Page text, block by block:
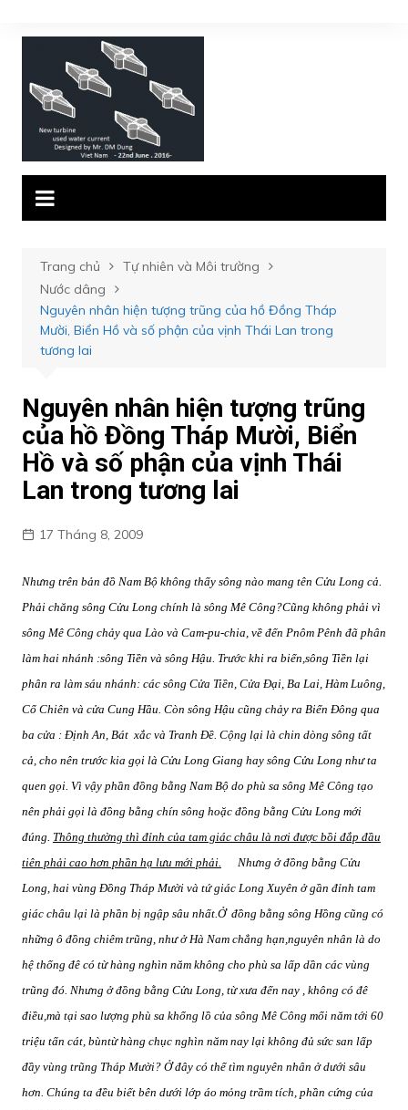
đến
Trang chủ
Tự nhiên và Môi trường
Nước dâng
Nguyên nhân hiện tượng trũng của hồ Đồng Tháp
Mười, Biển Hồ và số phận của vịnh Thái Lan trong
tương lai
Nguyên nhân hiện tượng trũng
của hồ Đồng Tháp Mười, Biển
Hồ và số phận của vịnh Thái
Lan trong tương lai
17 Tháng 8, 2009
Nhưng trên bản đồ Nam Bộ không thấy sông nào mang tên Cửu Long cả.
Phải chăng sông Cửu Long chính là sông Mê Công?Cũng không phải vì
sông Mê Công chảy qua Lào và Cam-pu-chia, về đến Pnôm Pênh đã phân
làm hai nhánh :sông Tiền và sông Hậu. Trước khi ra biển,sông Tiền lại
phân ra làm sáu nhánh: các sông Cửa Tiền, Cửa Đại, Ba Lai, Hàm Luông,
Cổ Chiên và cửa Cung Hầu. Còn sông Hậu cũng chảy ra Biển Đông qua
ba cửa : Định An, Bát xắc và Tranh Đề. Cộng lại là chin dòng sông tất
cả, cho nên trước kia gọi là Cửu Long Giang hay sông Cửu Long như ta
quen gọi. Vì vậy phần đồng bằng Nam Bộ do phù sa sông Mê Công tạo
nên phải gọi là đồng bằng chín sông hoặc đồng bằng Cửu Long mới
đúng. Thông thường thì đỉnh của tam giác châu là nơi được bồi đắp đầu
tiên phải cao hơn phần hạ lưu mới phải.
Nhưng ở đồng bằng Cửu
Long, hai vùng Đồng Tháp Mười và tứ giác Long Xuyên ở gần đỉnh tam
giác châu lại là phần bị ngập sâu nhất.Ở đồng bằng sông Hồng cũng có
những ô đồng chiêm trũng, như ở Hà Nam chẳng hạn,nguyên nhân là do
hệ thống đê có từ hàng nghìn năm không cho phù sa lấp dần các vùng
trũng đó. Nhưng ở đồng bằng Cửu Long, từ xưa đến nay , không có đê
điều,mà tại sao lượng phù sa khổng lồ của sông Mê Công mổi năm tới 60
triệu tấn cát, bùntừ hàng chục nghìn năm nay lại không đủ sức san lấp
đầy vùng trũng Tháp Mười? Ở đây có thể tìm nguyên nhân ở dưới sâu
hơn. Chúng ta đều biết bên dưới lớp áo mỏng trầm tích, phần cứng của